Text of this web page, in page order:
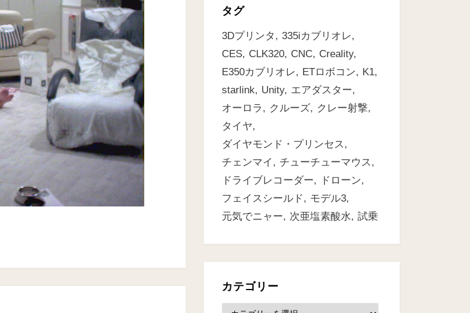
タグ
3Dプリンタ
335iカブリオレ
CES
CLK320 CNC
Creality
E350カブリオレ
ETロボコン
K1
starlink
Unity
エアダスター
オーロラ
クルーズ
クレー射撃
タイヤ
ダイヤモンド・プリンセス
チェンマイ
チューチューマウス
ドライブレコーダー
ドローン
フェイスシールド
モデル3
元気でニャー
次亜塩素酸水 試乗
カテゴリー